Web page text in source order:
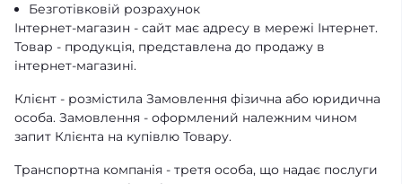
Безготівковій розрахунок
Інтернет-магазин - сайт має адресу в мережі Інтернет.
Товар - продукція, представлена ​​до продажу в
інтернет-магазині.
Клієнт - розмістила Замовлення фізична або юридична
особа. Замовлення - оформлений належним чином
запит Клієнта на купівлю Товару.
Транспортна компанія - третя особа, що надає послуги